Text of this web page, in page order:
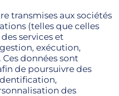
transmises aux sociétés
(telles que celles
services et
exécution,
données sont
de poursuivre des
des